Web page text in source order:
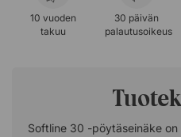
10 vuoden
takuu
30 päivän
palautusoikeus
Softline 30 -pöytäseinäke